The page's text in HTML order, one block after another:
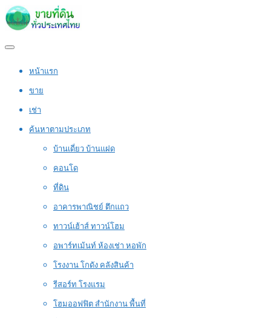
หน้าแรก
ขาย
เช่า
ค้นหาตามประเภท
บ้านเดี่ยว บ้านแฝด
คอนโด
ที่ดิน
อาคารพาณิชย์ ตึกแถว
ทาวน์เฮ้าส์ ทาวน์โฮม
อพาร์ทเม้นท์ ห้องเช่า หอพัก
โรงงาน โกดัง คลังสินค้า
รีสอร์ท โรงแรม
โฮมออฟฟิต สำนักงาน พื้นที่